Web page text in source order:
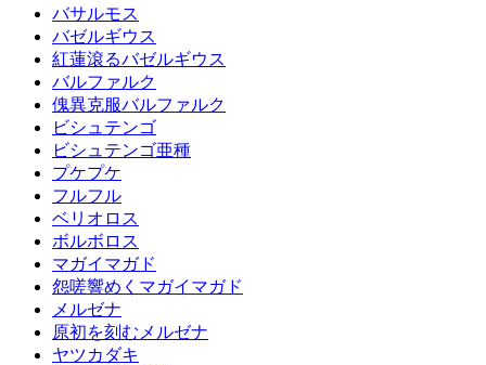
バサルモス
バゼルギウス
紅蓮滾るバゼルギウス
バルファルク
傀異克服バルファルク
ビシュテンゴ
ビシュテンゴ亜種
プケプケ
フルフル
ベリオロス
ボルボロス
マガイマガド
怨嗟響めくマガイマガド
メルゼナ
原初を刻むメルゼナ
ヤツカダキ